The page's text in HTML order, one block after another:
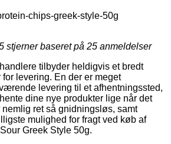
chips-greek-style-50g
stjerner baseret på 25 anmeldelser
tilbyder heldigvis et bredt
levering. En der er meget
levering til et afhentningssted,
dine nye produkter lige når det
ret så gnidningsløs, samt
mulighed for fragt ved køb af
Greek Style 50g.